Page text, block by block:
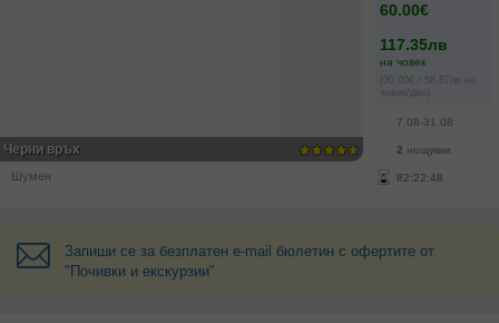
60.00€
117.35лв
на човек
(30.00€ / 58.67лв на
човек/ден)
7.08-31.08
2 нощувки
82:22:48
Черни връх
Шумен
Запиши се за безплатен e-mail бюлетин с офертите от
"Почивки и екскурзии"